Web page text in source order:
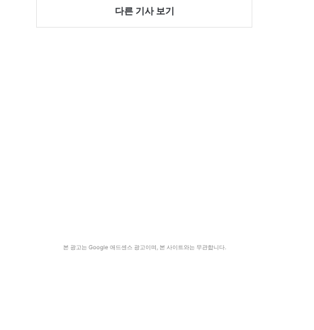
다른 기사 보기
본 광고는 Google 애드센스 광고이며, 본 사이트와는 무관합니다.